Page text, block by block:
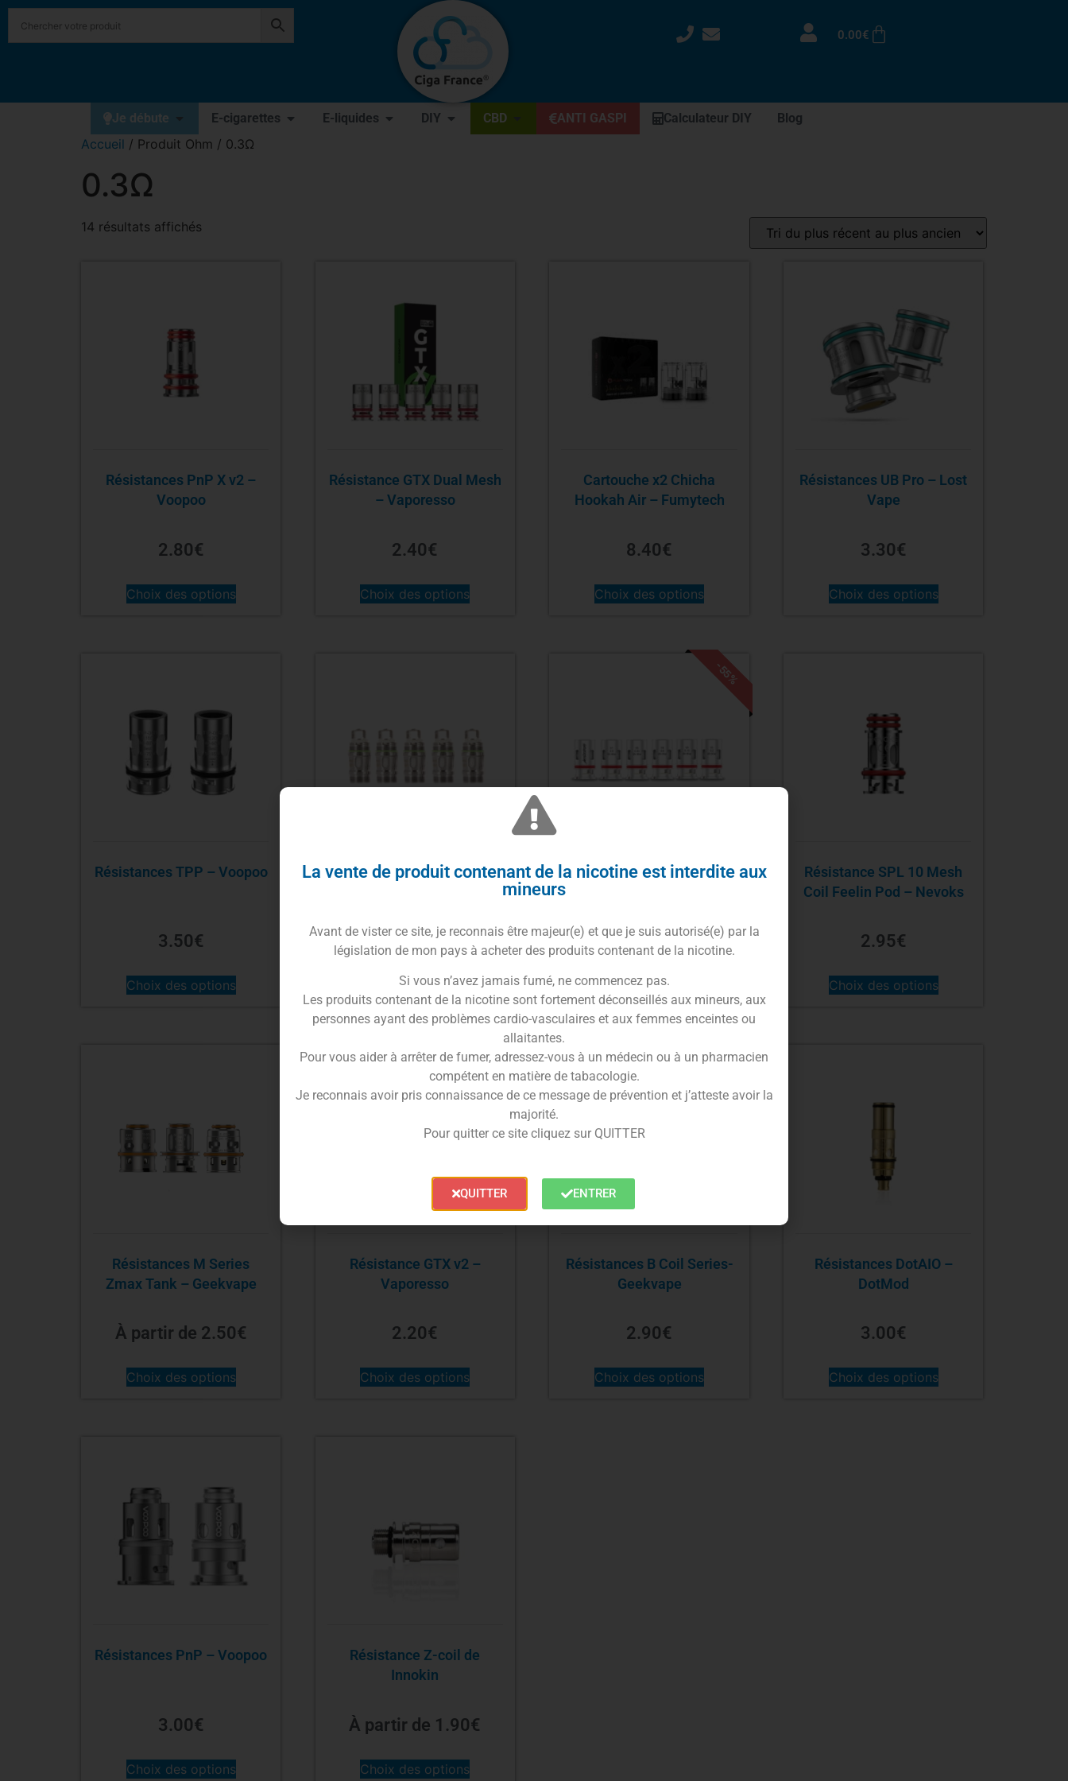
0.00€
Je débute E-cigarettes E-liquides DIY CBD ANTI GASPI Calculateur DIY Blog
Accueil / Produit Ohm / 0.3Ω
0.3Ω
14 résultats affichés
Résistances PnP X v2 –
Voopoo
2.80€
Choix des options
Résistance GTX Dual Mesh
– Vaporesso
2.40€
Choix des options
Cartouche x2 Chicha
Hookah Air – Fumytech
8.40€
Choix des options
Résistances UB Pro – Lost
Vape
3.30€
Choix des options
Résistances TPP – Voopoo
3.50€
Choix des options
Résistance EC-A (0,3 – 0,5
2.20€
Choix des options
-55%
Résistances PnP –
2.20 € 1.00€
Choix des options
Résistance SPL 10 Mesh
Coil Feelin Pod – Nevoks
2.95€
Choix des options
Résistances M Series
Zmax Tank – Geekvape
À partir de 2.50€
Choix des options
Résistance GTX v2 –
Vaporesso
2.20€
Choix des options
Résistances B Coil Series-
Geekvape
2.90€
Choix des options
Résistances DotAIO –
DotMod
3.00€
Choix des options
Résistances PnP – Voopoo
3.00€
Choix des options
Résistance Z-coil de
Innokin
À partir de 1.90€
Choix des options
La vente de produit contenant de la nicotine est interdite aux
mineurs
Avant de vister ce site, je reconnais être majeur(e) et que je suis autorisé(e) par la
législation de mon pays à acheter des produits contenant de la nicotine.
Si vous n’avez jamais fumé, ne commencez pas.
Les produits contenant de la nicotine sont fortement déconseillés aux mineurs, aux
personnes ayant des problèmes cardio-vasculaires et aux femmes enceintes ou
allaitantes.
Pour vous aider à arrêter de fumer, adressez-vous à un médecin ou à un pharmacien
compétent en matière de tabacologie.
Je reconnais avoir pris connaissance de ce message de prévention et j’atteste avoir la
majorité.
Pour quitter ce site cliquez sur QUITTER
QUITTER ENTRER